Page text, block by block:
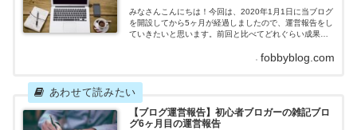
みなさんこんにちは！今回は、2020年1月1日に当ブログ
を開設してから5ヶ月が経過しましたので、運営報告をし
ていきたいと思います。前回と比べてどれぐらい成果を
な結果になったのでしょうか。それではさっそくいって
目標を超えることができました！5月はGWの関係で休
日...
fobbyblog.com
【ブログ運営報告】初心者ブロガーの雑記ブロ
グ6ヶ月目の運営報告